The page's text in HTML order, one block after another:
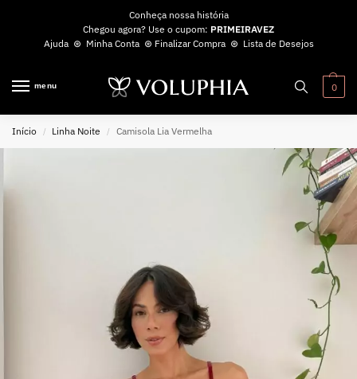
Conheça nossa história
Chegou agora? Use o cupom: PRIMEIRAVEZ
Ajuda⊛ Minha Conta⊛ Finalizar Compra⊛ Lista de Desejos
menu 0
Início / Linha Noite / Camisola Lia Vermelha